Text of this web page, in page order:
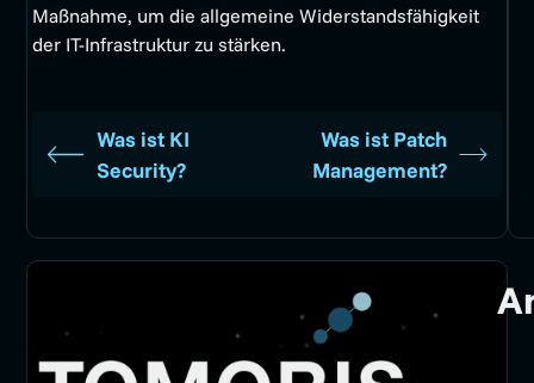
Maßnahme, um die allgemeine Widerstandsfähigkeit
der IT-Infrastruktur zu stärken.
Was ist KI
Security?
Was ist Patch
Management?